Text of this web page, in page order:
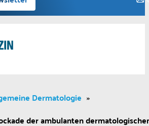
Dermatologie »
der ambulanten